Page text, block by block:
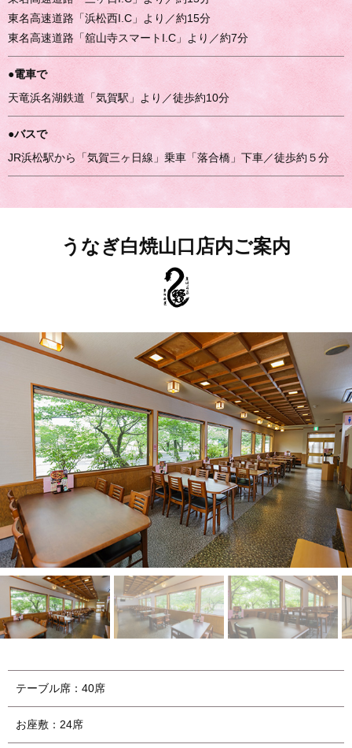
東名高速道路「浜松西I.C」より／約15分
東名高速道路「舘山寺スマートI.C」より／約7分
●電車で
天竜浜名湖鉄道「気賀駅」より／徒歩約10分
●バスで
JR浜松駅から「気賀三ヶ日線」乗車「落合橋」下車／徒歩約５分
うなぎ白焼山口店内ご案内
テーブル席：40席
お座敷：24席